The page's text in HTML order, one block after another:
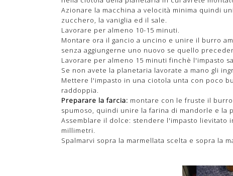
Azionare la macchina a velocità minima quindi
zucchero, la vaniglia ed il sale.
Lavorare per almeno 10-15 minuti.
Montare ora il gancio a uncino e unire il burro
senza aggiungerne uno nuovo se quello
Lavorare per almeno 15 minuti finchè l'impasto
Se non avete la planetaria lavorate a mano gli
Mettere l'impasto in una ciotola unta con poco
raddoppia.
Preparare la farcia: montare con le fruste il
spumoso, quindi unire la farina di mandorle e la
Assemblare il dolce: stendere l'impasto lievitato
millimetri.
Spalmarvi sopra la marmellata scelta e sopra la